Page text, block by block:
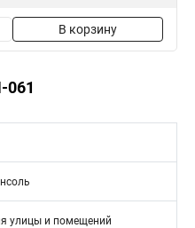
В корзину
061
улицы и помещений